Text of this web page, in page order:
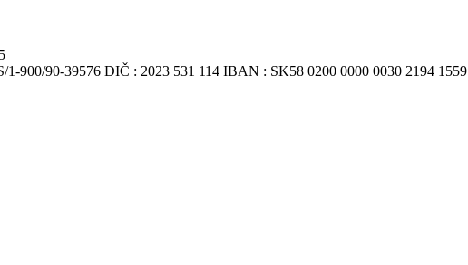
900/90-39576 DIČ : 2023 531 114 IBAN : SK58 0200 0000 0030 2194 1559